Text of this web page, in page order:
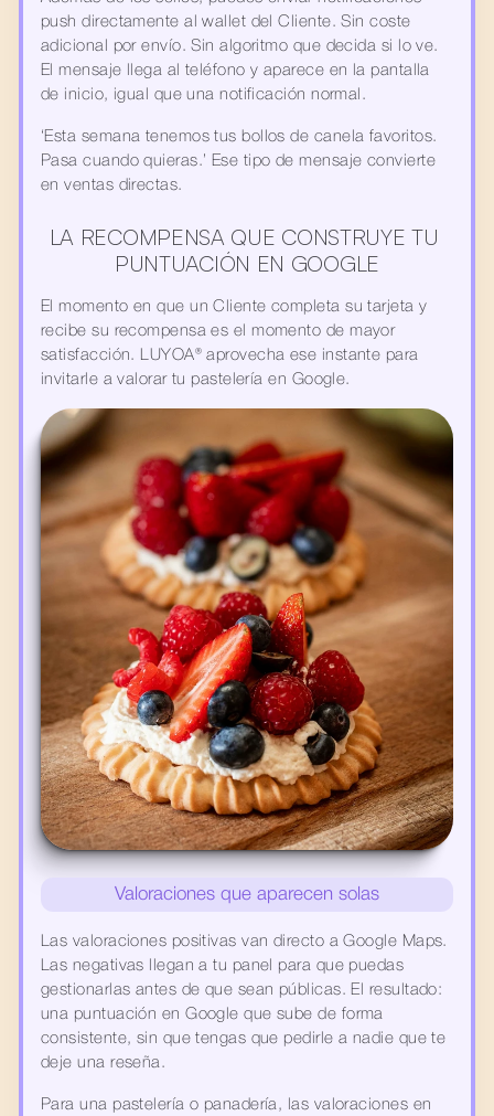
push directamente al wallet del Cliente. Sin coste
adicional por envío. Sin algoritmo que decida si lo ve.
El mensaje llega al teléfono y aparece en la pantalla
de inicio, igual que una notificación normal.
‘Esta semana tenemos tus bollos de canela favoritos.
Pasa cuando quieras.’ Ese tipo de mensaje convierte
en ventas directas.
LA RECOMPENSA QUE CONSTRUYE TU
PUNTUACIÓN EN GOOGLE
El momento en que un Cliente completa su tarjeta y
recibe su recompensa es el momento de mayor
satisfacción. LUYOA® aprovecha ese instante para
invitarle a valorar tu pastelería en Google.
Valoraciones que aparecen solas
Las valoraciones positivas van directo a Google Maps.
Las negativas llegan a tu panel para que puedas
gestionarlas antes de que sean públicas. El resultado:
una puntuación en Google que sube de forma
consistente, sin que tengas que pedirle a nadie que te
deje una reseña.
Para una pastelería o panadería, las valoraciones en